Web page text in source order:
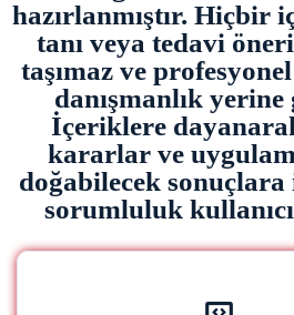
hazırlanmıştır. Hiçbir
tanı veya tedavi
taşımaz ve
danışmanlık yerine
İçeriklere
kararlar ve
doğabilecek
sorumluluk